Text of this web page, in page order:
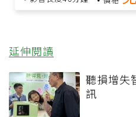
延伸閱讀
聽損增失
訊